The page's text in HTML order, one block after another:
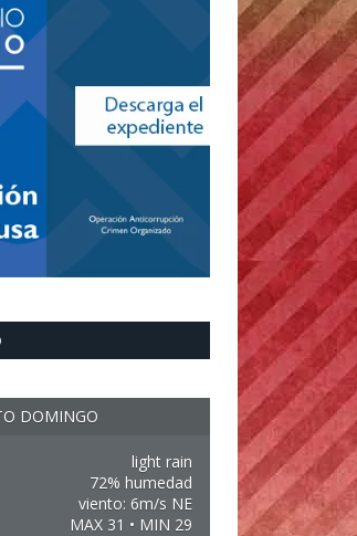
DOMINGO
light rain
72% humedad
viento: 6m/s NE
MAX 31 • MIN 29